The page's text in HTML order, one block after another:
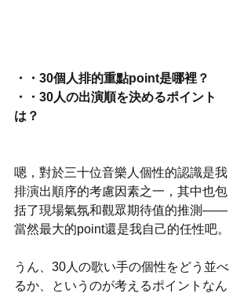
・・30個人排的重點point是哪裡？
・・30人の出演順を決めるポイント
は？
嗯，對於三十位音樂人個性的認識是我
排演出順序的考慮因素之一，其中也包
括了現場氣氛和觀眾期待值的推測——
當然最大的point還是我自己的任性吧。
うん、30人の歌い手の個性をどう並べ
るか、というのが考えるポイントなん